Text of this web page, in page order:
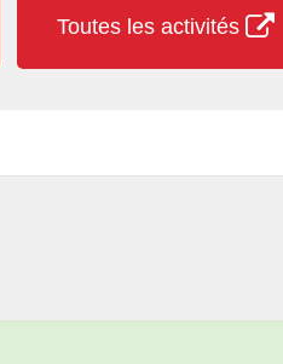
Toutes les activités